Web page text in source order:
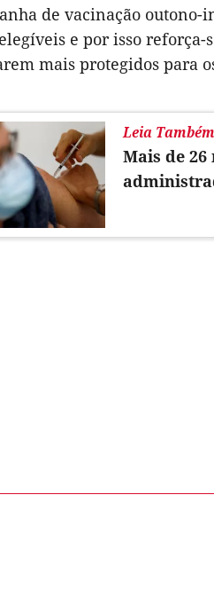
de vacinação
e por isso
mais protegidos para
Leia Também
Mais de